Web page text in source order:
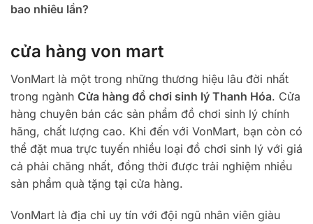
bao nhiêu lần?
cửa hàng von mart
VonMart là một trong những thương hiệu lâu đời nhất
trong ngành Cửa hàng đồ chơi sinh lý Thanh Hóa. Cửa
hàng chuyên bán các sản phẩm đồ chơi sinh lý chính
hãng, chất lượng cao. Khi đến với VonMart, bạn còn có
thể đặt mua trực tuyến nhiều loại đồ chơi sinh lý với giá
cả phải chăng nhất, đồng thời được trải nghiệm nhiều
sản phẩm quà tặng tại cửa hàng.
VonMart là địa chỉ uy tín với đội ngũ nhân viên giàu